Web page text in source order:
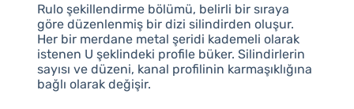
Rulo şekillendirme bölümü, belirli bir sıraya
göre düzenlenmiş bir dizi silindirden oluşur.
Her bir merdane metal şeridi kademeli olarak
istenen U şeklindeki profile büker. Silindirlerin
sayısı ve düzeni, kanal profilinin karmaşıklığına
bağlı olarak değişir.